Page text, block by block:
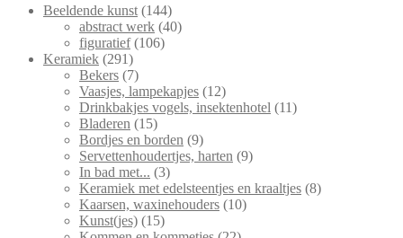
Beeldende kunst 144144
producten
abstract werk 4040
figuratief 106106
Keramiek 291291
producten
Bekers 77
producten
Vaasjes, lampekapjes 1212
producten
Drinkbakjes vogels, insektenhotel 1111
Bladeren 1515
producten
Bordjes en borden 99
producten
Servettenhoudertjes, harten 99
In bad met... 33
producten
Keramiek met edelsteentjes en kraaltjes 88
Kaarsen, waxinehouders 1010
Kunst(jes) 1515